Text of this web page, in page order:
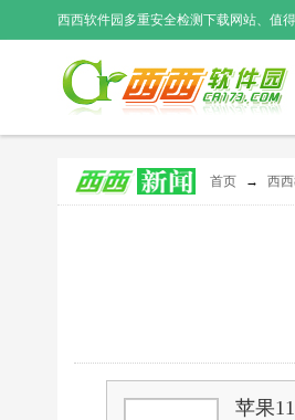
西西软件园 多重安全检测下载网站、值
首页 → 西
苹果